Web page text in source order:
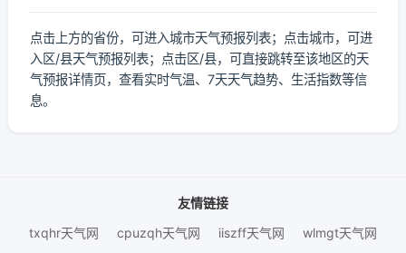
点击上方的省份，可进入城市天气预报列表；点击城市，可进
入区/县天气预报列表；点击区/县，可直接跳转至该地区的天
气预报详情页，查看实时气温、7天天气趋势、生活指数等信
息。
友情链接
txqhr天气网
cpuzqh天气网 iiszff天气网 wlmgt天气网